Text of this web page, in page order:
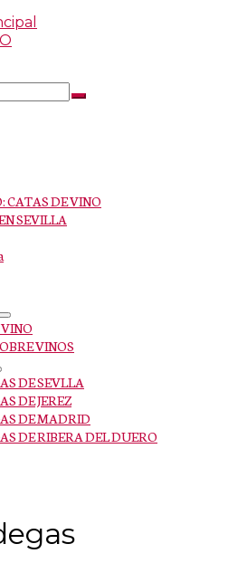
Buscar
CATAS DE VINO
SEVILLA
VINOS
DE SEVLLA
DE JEREZ
DE MADRID
DE RIBERA DEL DUERO